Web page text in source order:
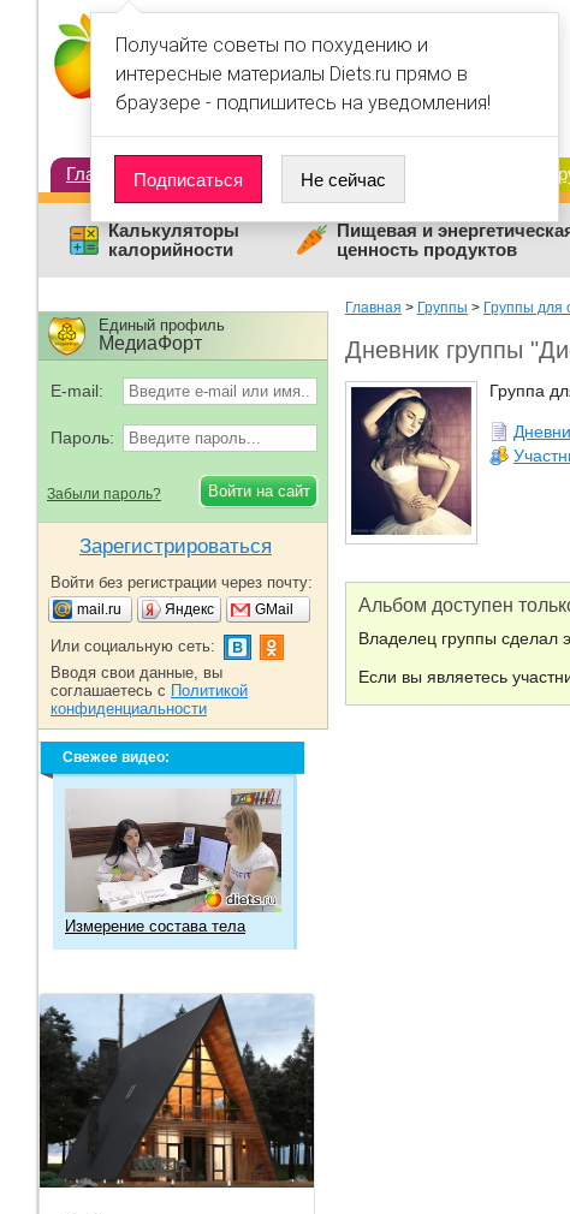
Главная Диеты Статьи Дневники
Калькуляторы
калорийности
Пищевая и
ценность продуктов
Главная > Группы > Группы для
Дневник группы
Группа
Альбом доступен
Владелец группы сделал
Если вы являетесь
Единый профиль
МедиаФорт
E-mail:
Пароль:
Забыли пароль?
Зарегистрироваться
Войти без регистрации через почту:
mail.ru Яндекс GMail
Или социальную сеть:
Вводя свои данные, вы
соглашаетесь с Политикой
конфиденциальности
Свежее видео:
Измерение состава тела
Получайте советы по похудению и
интересные материалы Diets.ru прямо в
браузере - подпишитесь на уведомления!
Подписаться Не сейчас